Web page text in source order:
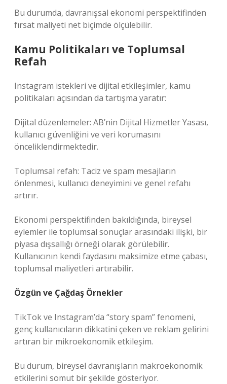
Bu durumda, davranışsal ekonomi perspektifinden
fırsat maliyeti net biçimde ölçülebilir.
Kamu Politikaları ve Toplumsal
Refah
Instagram istekleri ve dijital etkileşimler, kamu
politikaları açısından da tartışma yaratır:
Dijital düzenlemeler: AB’nin Dijital Hizmetler Yasası,
kullanıcı güvenliğini ve veri korumasını
önceliklendirmektedir.
Toplumsal refah: Taciz ve spam mesajların
önlenmesi, kullanıcı deneyimini ve genel refahı
artırır.
Ekonomi perspektifinden bakıldığında, bireysel
eylemler ile toplumsal sonuçlar arasındaki ilişki, bir
piyasa dışsallığı örneği olarak görülebilir.
Kullanıcının kendi faydasını maksimize etme çabası,
toplumsal maliyetleri artırabilir.
Özgün ve Çağdaş Örnekler
TikTok ve Instagram’da “story spam” fenomeni,
genç kullanıcıların dikkatini çeken ve reklam gelirini
artıran bir mikroekonomik etkileşim.
Bu durum, bireysel davranışların makroekonomik
etkilerini somut bir şekilde gösteriyor.